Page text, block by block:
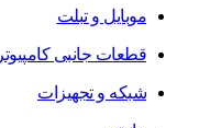
موبایل و تبلت
قطعات جانبی کامپیوتر
شبکه و تجهیزات